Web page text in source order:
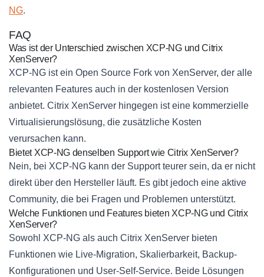
NG.
FAQ
Was ist der Unterschied zwischen XCP-NG und Citrix
XenServer?
XCP-NG ist ein Open Source Fork von XenServer, der alle
relevanten Features auch in der kostenlosen Version
anbietet. Citrix XenServer hingegen ist eine kommerzielle
Virtualisierungslösung, die zusätzliche Kosten
verursachen kann.
Bietet XCP-NG denselben Support wie Citrix XenServer?
Nein, bei XCP-NG kann der Support teurer sein, da er nicht
direkt über den Hersteller läuft. Es gibt jedoch eine aktive
Community, die bei Fragen und Problemen unterstützt.
Welche Funktionen und Features bieten XCP-NG und Citrix
XenServer?
Sowohl XCP-NG als auch Citrix XenServer bieten
Funktionen wie Live-Migration, Skalierbarkeit, Backup-
Konfigurationen und User-Self-Service. Beide Lösungen